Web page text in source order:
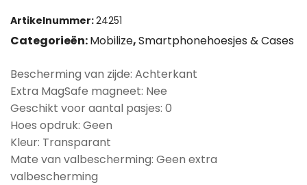
Artikelnummer:24251
Categorieën:Mobilize,Smartphonehoesjes & Cases
Bescherming van zijde: Achterkant
Extra MagSafe magneet: Nee
Geschikt voor aantal pasjes: 0
Hoes opdruk: Geen
Kleur: Transparant
Mate van valbescherming: Geen extra
valbescherming